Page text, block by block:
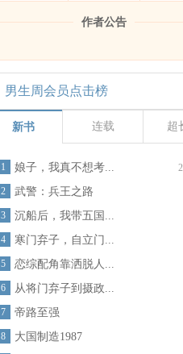
作者公告
男生周会员点击榜
新书 连载 超
1 娘子，我真不想考...
2 武警：兵王之路
3 沉船后，我带五国...
4 寒门弃子，自立门...
5 恋综配角靠洒脱人...
6 从将门弃子到摄政...
7 帝路至强
8 大国制造1987